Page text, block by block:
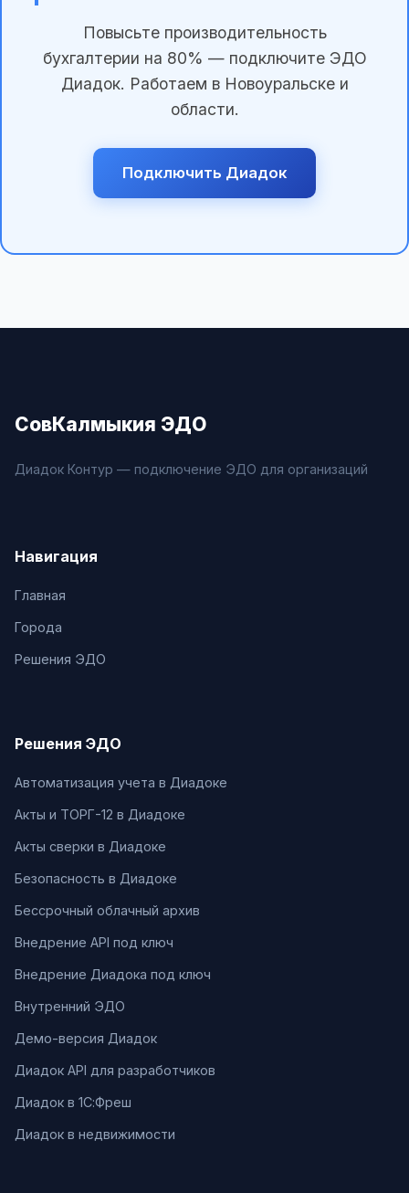
Повысьте производительность
бухгалтерии на 80% — подключите ЭДО
Диадок. Работаем в Новоуральске и
области.
Подключить Диадок
СовКалмыкия ЭДО
Диадок Контур — подключение ЭДО для организаций
Навигация
Главная
Города
Решения ЭДО
Решения ЭДО
Автоматизация учета в Диадоке
Акты и ТОРГ-12 в Диадоке
Акты сверки в Диадоке
Безопасность в Диадоке
Бессрочный облачный архив
Внедрение API под ключ
Внедрение Диадока под ключ
Внутренний ЭДО
Демо-версия Диадок
Диадок API для разработчиков
Диадок в 1С:Фреш
Диадок в недвижимости